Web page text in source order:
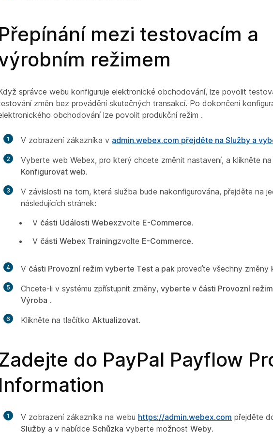
Přepínání mezi testovacím a
režimem
správce webu konfiguruje elektronické obchodování, lze povolit
změn bez provádění skutečných transakcí. Po dokončení
obchodování lze povolit produkční režim .
1 V zobrazení zákazníka v admin.webex.com přejděte na Služby a
2
Vyberte web Webex, pro který chcete změnit nastavení, a klikněte
Konfigurovat web.
3
V závislosti na tom, která služba bude nakonfigurována, přejděte na
následujících stránek:
V části Události Webexzvolte E-Commerce.
V části Webex Trainingzvolte E-Commerce.
4 V části Provozní režim vyberte Test a pak proveďte všechny změny
5 Chcete-li v systému zpřístupnit změny, vyberte v části Provozní
Výroba .
6 Klikněte na tlačítko Aktualizovat.
do PayPal Payflow
Information
1 V zobrazení zákazníka na webu https://admin.webex.com přejděte
Služby a v nabídce Schůzka vyberte možnost Weby.